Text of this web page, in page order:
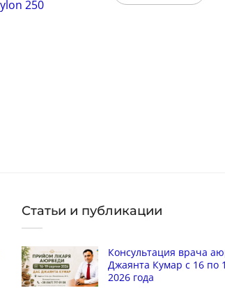
250
Ceylon 250 мл*
Статьи и публикации
Консультация врача
Джаянта Кумар с 16 по
2026 года